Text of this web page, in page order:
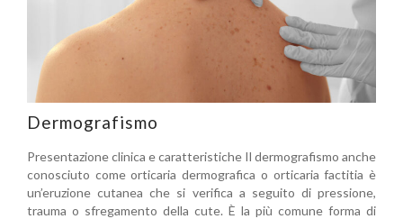
Dermografismo
Presentazione clinica e caratteristiche Il dermografismo anche
conosciuto come orticaria dermografica o orticaria factitia è
un’eruzione cutanea che si verifica a seguito di pressione,
trauma o sfregamento della cute. È la più comune forma di